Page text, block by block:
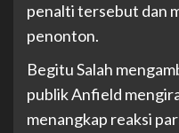
penalti tersebut dan
penonton.
Begitu Salah
publik Anfield
menangkap reaksi